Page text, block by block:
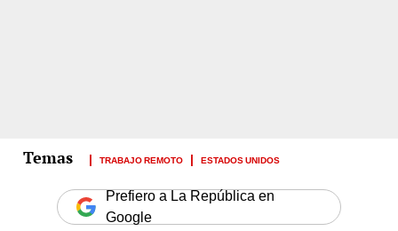
TRABAJO REMOTO ESTADOS UNIDOS
Prefiero a La República en
Google